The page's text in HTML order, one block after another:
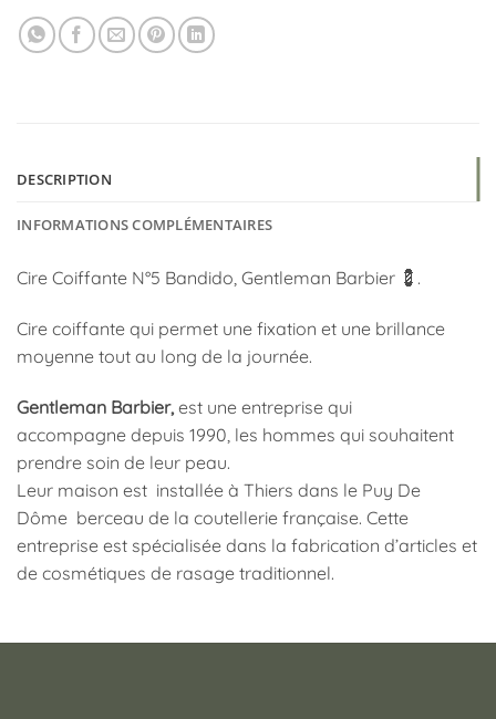
DESCRIPTION
INFORMATIONS COMPLÉMENTAIRES
Cire Coiffante N°5 Bandido, Gentleman Barbier 💈.
Cire coiffante qui permet une fixation et une brillance
moyenne tout au long de la journée.
Gentleman Barbier, est une entreprise qui
accompagne depuis 1990, les hommes qui souhaitent
prendre soin de leur peau.
Leur maison est installée à Thiers dans le Puy De
Dôme berceau de la coutellerie française. Cette
entreprise est spécialisée dans la fabrication d’articles et
de cosmétiques de rasage traditionnel.